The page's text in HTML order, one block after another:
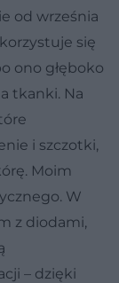
od września
się
ono głęboko
tkanki. Na
i szczotki,
Moim
W
z diodami,
– dzięki